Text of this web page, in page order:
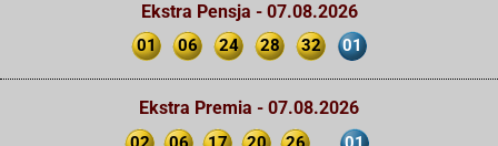
Ekstra Pensja - 07.08.2026
01 06 24 28 32 01
Ekstra Premia - 07.08.2026